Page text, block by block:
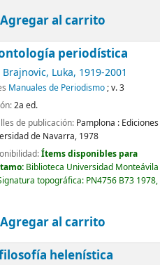
Agregar al carrito
periodística
Brajnovic, Luka, 1919-2001
Manuales de Periodismo; v. 3
2a ed.
de publicación: Pamplona : Ediciones
de Navarra, 1978
Ítems disponibles para
Biblioteca Universidad Monteávila
topográfica: PN4756 B73 1978,
Agregar al carrito
helenística